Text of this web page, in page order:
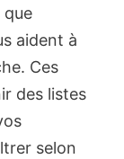
que
aident à
Ces
des listes
selon